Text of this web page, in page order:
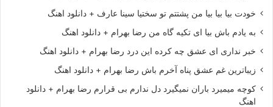
خودت بیا بیا بیا من پشتتم تو سختیا سینا عارف + دانلود اهنگ
به یادم باش بیا ای تکیه گاه من رضا بهرام + دانلود اهنگ
خبر نداری ای عشق چه کرده این درد رضا بهرام + دانلود اهنگ
زیباترین غم عشق پناه آخرم باش رضا بهرام + دانلود اهنگ
کوچه میمیرد باران نمیگیرد دل ندارم بی قرارم رضا بهرام + دانلود
اهنگ